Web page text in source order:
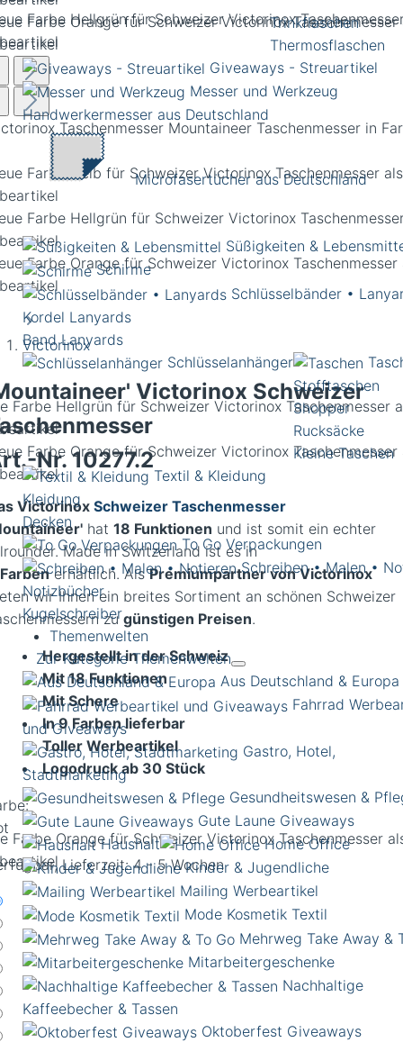
Trinkflaschen
Thermosflaschen
Giveaways - Streuartikel
Messer und Werkzeug
Handwerkermesser aus Deutschland
Microfasertücher aus Deutschland
Süßigkeiten &
Schirme
Schlüsselbänder •
Kordel Lanyards
Band Lanyards
Schlüsselanhänger
Stofftaschen
Shopper
Rucksäcke
Kleine Taschen
Textil & Kleidung
Kleidung
Decken
To Go Verpackungen
Schreiben • Malen •
Notizbücher
Kugelschreiber
Themenwelten
Zur Kategorie Themenwelten
Aus Deutschland & Europa
Fahrrad
und Giveaways
Gastro, Hotel,
Stadtmarketing
Gesundheitswesen &
Gute Laune Giveaways
Haushalt
Home Office
Kinder & Jugendliche
Mailing Werbeartikel
Mode Kosmetik Textil
Mehrweg Take Away &
Mitarbeitergeschenke
Nachhaltige
Kaffeebecher & Tassen
Oktoberfest Giveaways
Farbe Hellgrün für Schweizer Victorinox Taschenmesser
Farbe Orange für Schweizer Victorinox Taschenmesser
Victorinox
Victorinox Schweizer
Nr.10277.2
Victorinox Schweizer Taschenmesser
hat 18 Funktionen und ist somit ein echter
Made in Switzerland ist es in
erhältlich. AlsPremiumpartner von Victorinox
wir Ihnen ein breites Sortiment an schönen Schweizer
zugünstigen Preisen.
Hergestellt in der Schweiz
Mit 18 Funktionen
Mit Schere
In 9 Farben lieferbar
Toller Werbeartikel
Logodruck ab 30 Stück
Lieferzeit: 4 - 5 Wochen